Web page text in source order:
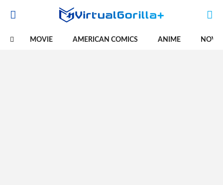
MOVIE AMERICAN COMICS ANIME